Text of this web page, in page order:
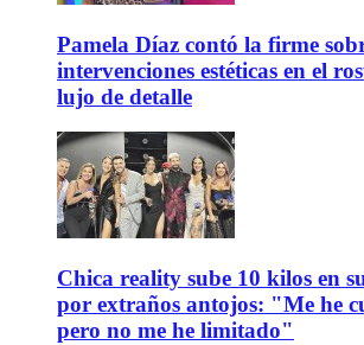
Pamela Díaz contó la firme
intervenciones estéticas en el
lujo de detalle
Chica reality sube 10 kilos en
por extraños antojos: "Me he
pero no me he limitado"